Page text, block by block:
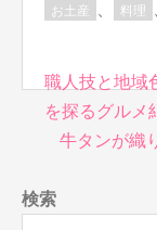
お土産 料理
投
稿
ナ
ゲ
ー
職人技と地域
を探るグルメ
牛タンが織
検索